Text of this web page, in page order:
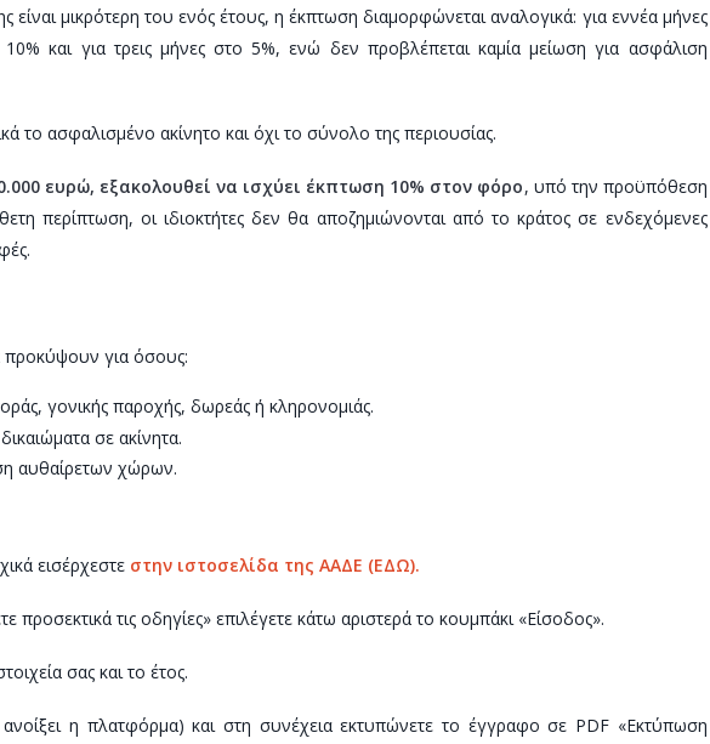
είναι μικρότερη του ενός έτους, η έκπτωση διαμορφώνεται αναλογικά: για εννέα μήνες
και για τρεις μήνες στο 5%, ενώ δεν προβλέπεται καμία μείωση για ασφάλιση
το ασφαλισμένο ακίνητο και όχι το σύνολο της περιουσίας.
ευρώ, εξακολουθεί να ισχύει έκπτωση 10% στον φόρο, υπό την προϋπόθεση
περίπτωση, οι ιδιοκτήτες δεν θα αποζημιώνονται από το κράτος σε ενδεχόμενες
προκύψουν για όσους:
γονικής παροχής, δωρεάς ή κληρονομιάς.
σε ακίνητα.
αυθαίρετων χώρων.
εισέρχεστε στην ιστοσελίδα της ΑΑΔΕ (ΕΔΩ).
προσεκτικά τις οδηγίες» επιλέγετε κάτω αριστερά το κουμπάκι «Είσοδος».
σας και το έτος.
η πλατφόρμα) και στη συνέχεια εκτυπώνετε το έγγραφο σε PDF «Εκτύπωση